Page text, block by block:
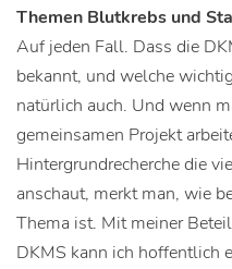
Themen Blutkrebs und
Auf jeden Fall. Dass die
bekannt, und welche
natürlich auch. Und wenn
gemeinsamen Projekt
Hintergrundrecherche die
anschaut, merkt man, wie
Thema ist. Mit meiner
DKMS kann ich hoffentlich